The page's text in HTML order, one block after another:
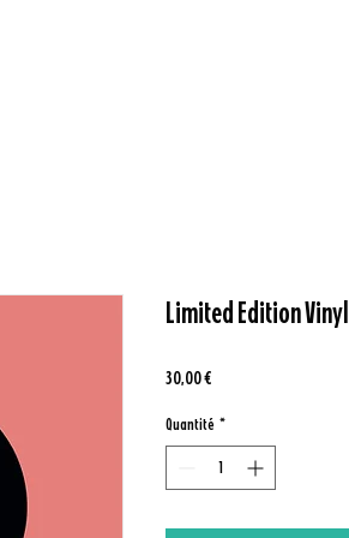
Limited Edition Vinyl
30,00 €Prix
Quantité *